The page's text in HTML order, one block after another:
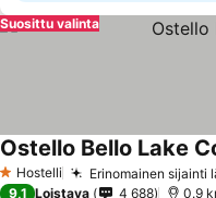
Suosittu valinta
1 Tähtiluokitus
Hostelli Erinomainen sijainti
Ostello Bello Lake
9,1 Loistava 4 688 0.9